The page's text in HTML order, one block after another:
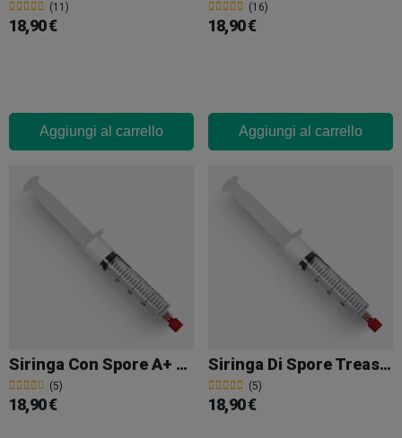
(11)
18,90 €
Aggiungi al carrello
(16)
18,90 €
Aggiungi al carrello
Siringa Con Spore A+ Albino
(5)
18,90 €
Siringa Di Spore Treasure Coast
(5)
18,90 €